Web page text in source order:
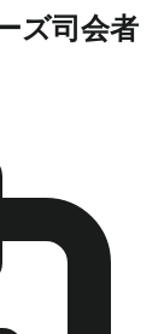
ズ司会者